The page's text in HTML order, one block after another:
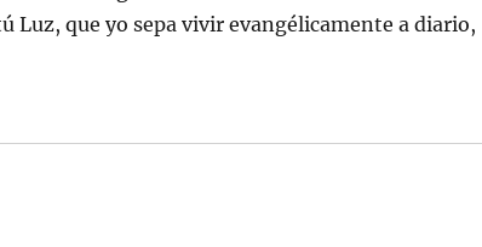
Luz, que yo sepa vivir evangélicamente a diario,